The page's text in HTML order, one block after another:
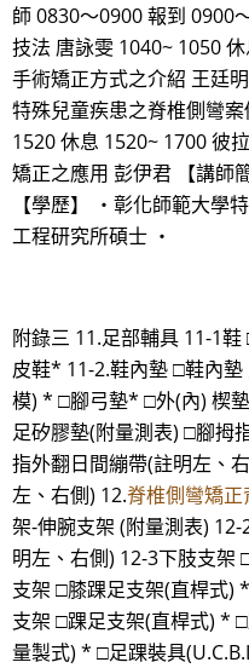
師 0830～0900 報到 0900
技法 唐詠雯 1040~ 1050
手術矯正方式之介紹 王廷
特殊兒童疾患之脊椎側彎
1520 休息 1520~ 1700 彼
矯正之應用 彭伊君 【講師
【學歷】 ・彰化師範大學
工程研究所碩士 ・
附錄三 11.足部輔具 11-1
皮鞋* 11-2.鞋內墊 □鞋內
模) * □腳弓墊* □外(內) 楔
足矽膠墊(附量測表) □腳拇
指外翻日間繃帶(註明左、
左、右側) 12.脊椎側彎矯正
架-伸腕支架 (附量測表)
明左、右側) 12-3下肢支架
支架 □膝踝足支架(直桿式)
支架 □踝足支架(直桿式) *
量製式) * □足踝裝具